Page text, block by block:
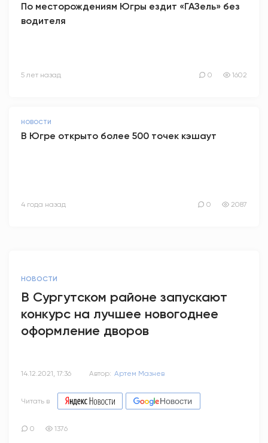
По месторождениям Югры ездит «ГАЗель» без
водителя
5 лет назад 0 1602
НОВОСТИ
В Югре открыто более 500 точек кэшаут
4 года назад 0 2087
НОВОСТИ
В Сургутском районе запускают
конкурс на лучшее новогоднее
оформление дворов
14.12.2021, 17:36 Автор: Артем Мазнев
Читать в
0 1376